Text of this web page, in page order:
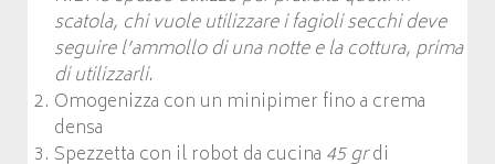
scatola, chi vuole utilizzare i fagioli secchi deve
seguire l’ammollo di una notte e la cottura, prima
di utilizzarli.
Omogenizza con un minipimer fino a crema
densa
Spezzetta con il robot da cucina 45 grdi